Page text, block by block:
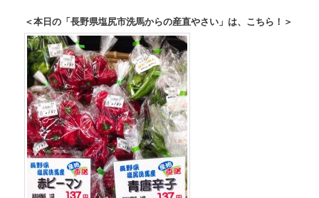
＜本日の「長野県塩尻市洗馬からの産直やさい」は、こちら！＞